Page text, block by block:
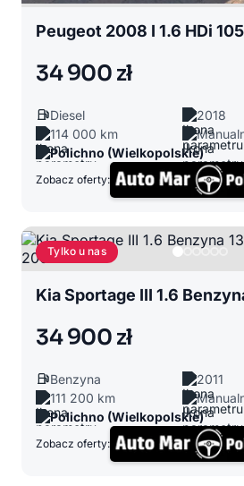
34 900 zł
Diesel
2018
114 000 km
Polichno (Wielkopolskie)
Zobacz oferty:
Tylko u nas
34 900 zł
Benzyna
2011
111 200 km
Polichno (Wielkopolskie)
Zobacz oferty: